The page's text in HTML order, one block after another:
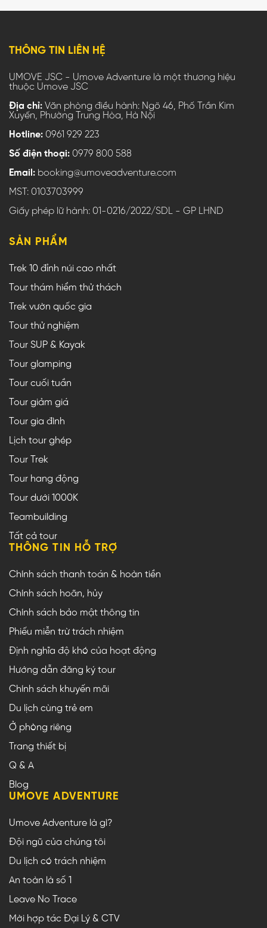
THÔNG TIN LIÊN HỆ
UMOVE JSC - Umove Adventure là một thương hiệu
thuộc Umove JSC
Địa chỉ: Văn phòng điều hành: Ngõ 46, Phố Trần Kim
Xuyến, Phường Trung Hòa, Hà Nội
Hotline: 0961 929 223
Số điện thoại: 0979 800 588
Email: booking@umoveadventure.com
MST: 0103703999
Giấy phép lữ hành: 01-0216/2022/SDL - GP LHND
SẢN PHẨM
Trek 10 đỉnh núi cao nhất
Tour thám hiểm thử thách
Trek vườn quốc gia
Tour thử nghiệm
Tour SUP & Kayak
Tour glamping
Tour cuối tuần
Tour giảm giá
Tour gia đình
Lịch tour ghép
Tour Trek
Tour hang động
Tour dưới 1000K
Teambuilding
Tất cả tour
THÔNG TIN HỖ TRỢ
Chính sách thanh toán & hoàn tiền
Chính sách hoãn, hủy
Chính sách bảo mật thông tin
Phiếu miễn trừ trách nhiệm
Định nghĩa độ khó của hoạt động
Hướng dẫn đăng ký tour
Chính sách khuyến mãi
Du lịch cùng trẻ em
Ở phòng riêng
Trang thiết bị
Q & A
Blog
UMOVE ADVENTURE
Umove Adventure là gì?
Đội ngũ của chúng tôi
Du lịch có trách nhiệm
An toàn là số 1
Leave No Trace
Mời hợp tác Đại Lý & CTV